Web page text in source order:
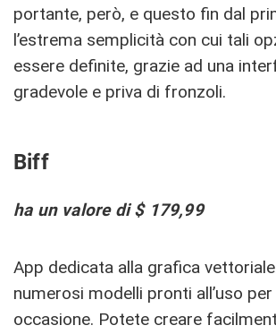
portante, però, e questo fin dal
l’estrema semplicità con cui tali
essere definite, grazie ad una
gradevole e priva di fronzoli.
Biff
ha un valore di $ 179,99
App dedicata alla grafica
numerosi modelli pronti all’uso
occasione. Potete creare